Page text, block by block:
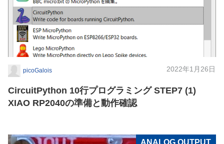
picoGalois 2022年1月26日
CircuitPython 10行プログラミング STEP7 (1)
XIAO RP2040の準備と動作確認
ANALOG OUTPUT